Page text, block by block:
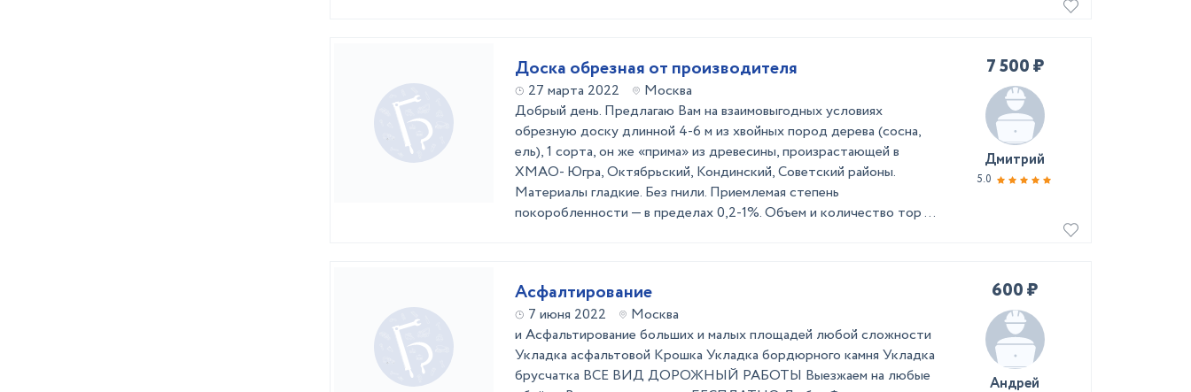
Доска обрезная от производителя
27 марта 2022
Москва
Добрый день. Предлагаю Вам на взаимовыгодных условиях
обрезную доску длинной 4-6 м из хвойных пород дерева (сосна,
ель), 1 сорта, он же «прима» из древесины, произрастающей в
ХМАО- Югра, Октябрьский, Кондинский, Советский районы.
Материалы гладкие. Без гнили. Приемлемая степень
покоробленности — в пределах 0,2-1%. Объем и количество тор ...
7 500 ₽
Дмитрий
5.0
Асфалтирование
7 июня 2022
Москва
и Асфальтирование больших и малых площадей любой сложности
Укладка асфальтовой Крошка Укладка бордюрного камня Укладка
брусчатка ВСЕ ВИД ДОРОЖНЫЙ РАБОТЫ Выезжаем на любые
600 ₽
Андрей